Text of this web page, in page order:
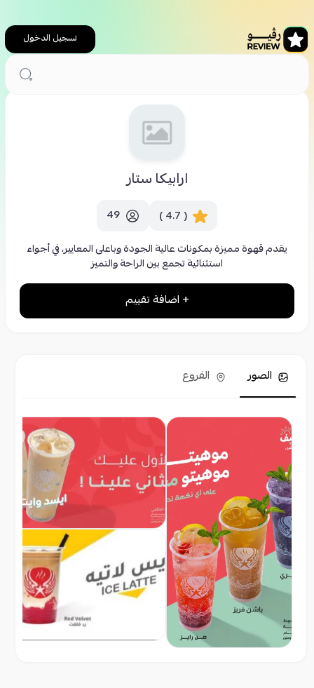
تسجيل الدخول
ارابيكا ستار
( 4.7 )
49
يقدم قهوة مميزة بمكونات عالية الجودة وباعلى المعايير، في أجواء
استثنائية تجمع بين الراحة والتميز
+ اضافة تقييم
الصور الفروع